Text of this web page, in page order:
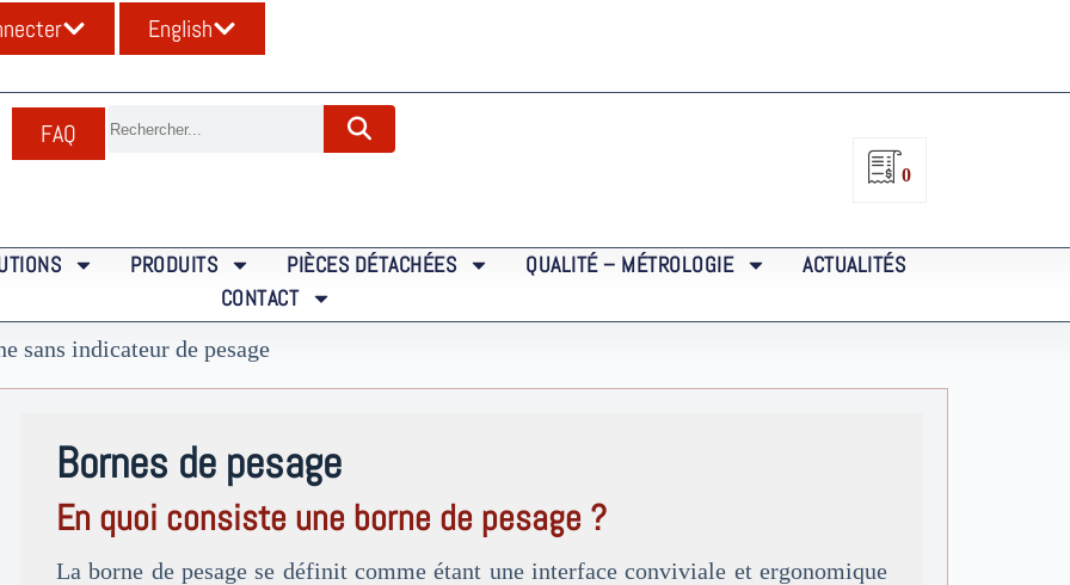
English
FAQ
0
PRODUITS PIÈCES DÉTACHÉES QUALITÉ – MÉTROLOGIE
ACTUALITÉS
CONTACT
sans indicateur de pesage
Bornes de pesage
En quoi consiste une borne de pesage ?
La borne de pesage se définit comme étant une interface conviviale et ergonomique